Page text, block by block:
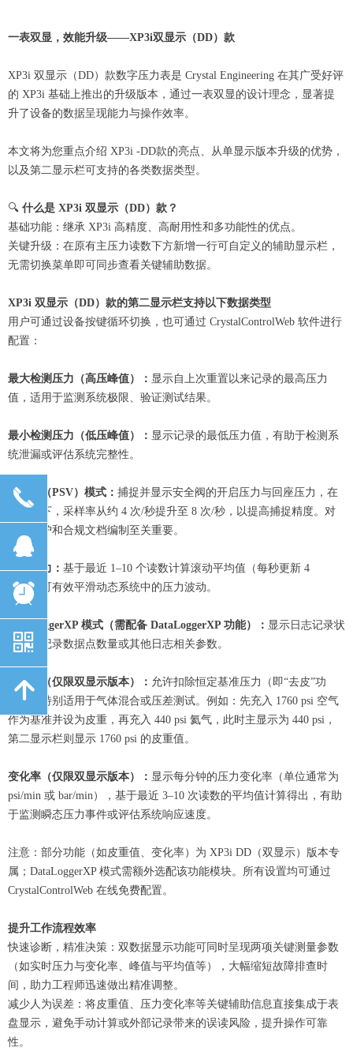
一表双显，效能升级——XP3i双显示（DD）款
XP3i 双显示（DD）款数字压力表是 Crystal Engineering 在其广受好评
的 XP3i 基础上推出的升级版本，通过一表双显的设计理念，显著提
升了设备的数据呈现能力与操作效率。
本文将为您重点介绍 XP3i -DD款的亮点、从单显示版本升级的优势，
以及第二显示栏可支持的各类数据类型。
🔍 什么是 XP3i 双显示（DD）款？
基础功能：继承 XP3i 高精度、高耐用性和多功能性的优点。
关键升级：在原有主压力读数下方新增一行可自定义的辅助显示栏，
无需切换菜单即可同步查看关键辅助数据。
XP3i 双显示（DD）款的第二显示栏支持以下数据类型
用户可通过设备按键循环切换，也可通过 CrystalControlWeb 软件进行
配置：
最大检测压力（高压峰值）： 显示自上次重置以来记录的最高压力
值，适用于监测系统极限、验证测试结果。
最小检测压力（低压峰值）： 显示记录的最低压力值，有助于检测系
统泄漏或评估系统完整性。
安全阀（PSV）模式： 捕捉并显示安全阀的开启压力与回座压力，在
此模式下，采样率从约 4 次/秒提升至 8 次/秒，以提高捕捉精度。对
设备维护和合规文档编制至关重要。
平均压力： 基于最近 1–10 个读数计算滚动平均值（每秒更新 4
次），可有效平滑动态系统中的压力波动。
DataLoggerXP 模式（需配备 DataLoggerXP 功能）： 显示日志记录状
态、已记录数据点数量或其他日志相关参数。
皮重值（仅限双显示版本）： 允许扣除恒定基准压力（即“去皮”功
能）。特别适用于气体混合或压差测试。例如：先充入 1760 psi 空气
作为基准并设为皮重，再充入 440 psi 氦气，此时主显示为 440 psi，
第二显示栏则显示 1760 psi 的皮重值。
变化率（仅限双显示版本）： 显示每分钟的压力变化率（单位通常为
psi/min 或 bar/min），基于最近 3–10 次读数的平均值计算得出，有助
于监测瞬态压力事件或评估系统响应速度。
注意：部分功能（如皮重值、变化率）为 XP3i DD（双显示）版本专
属；DataLoggerXP 模式需额外选配该功能模块。所有设置均可通过
CrystalControlWeb 在线免费配置。
提升工作流程效率
快速诊断，精准决策：双数据显示功能可同时呈现两项关键测量参数
（如实时压力与变化率、峰值与平均值等），大幅缩短故障排查时
间，助力工程师迅速做出精准调整。
减少人为误差：将皮重值、压力变化率等关键辅助信息直接集成于表
盘显示，避免手动计算或外部记录带来的误读风险，提升操作可靠
性。
끅
뀩
뀥
낃
녕